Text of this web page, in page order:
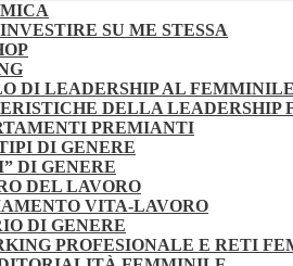
SU ME STESSA
DI LEADERSHIP AL FEMMINILE
DELLA LEADERSHIP
PREMIANTI
DI GENERE
DI GENERE
DEL LAVORO
VITA-LAVORO
DI GENERE
PROFESIONALE E RETI